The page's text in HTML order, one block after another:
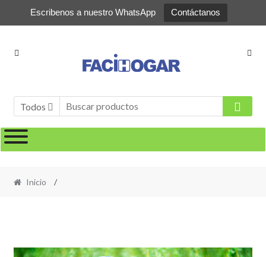
Escribenos a nuestro WhatsApp Contáctanos
Todos
Inicio /